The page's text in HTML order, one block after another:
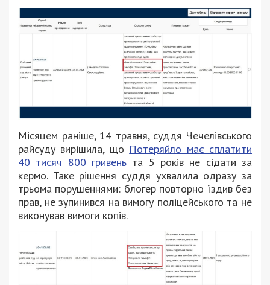
Місяцем раніше, 14 травня, суддя Чечелівського
райсуду вирішила, що Потеряйло має сплатити
40 тисяч 800 гривень та 5 років не сідати за
кермо. Таке рішення суддя ухвалила одразу за
трьома порушеннями: блогер повторно їздив без
прав, не зупинився на вимогу поліцейського та не
виконував вимоги копів.